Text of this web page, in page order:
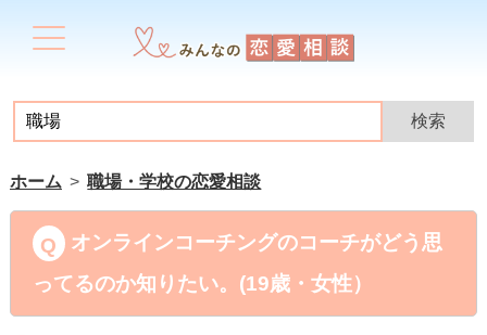
ホーム 職場・学校の恋愛相談
オンラインコーチングのコーチがどう思
ってるのか知りたい。(19歳・女性）